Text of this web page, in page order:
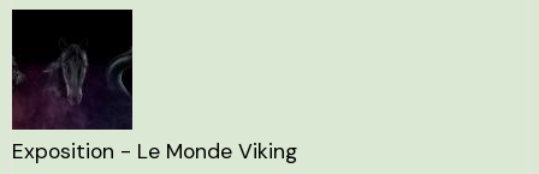
Exposition - Le Monde Viking